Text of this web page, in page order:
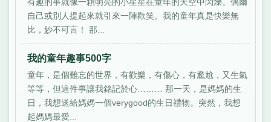
自己或別人提起來就引來一陣歡笑。我的童年真是快樂無
比，妙不可言！ 那...
我的童年趣事500字
童年，是個難忘的世界，有歡樂，有傷心，有尷尬，又生氣
等等，但這件事讓我銘記於心……… 那一天，是媽媽的生
日，我想送給媽媽一個verygood的生日禮物。突然，我想
起媽媽最愛...